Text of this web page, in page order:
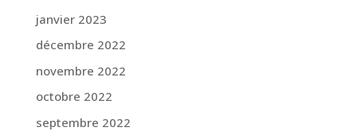
janvier 2023
décembre 2022
novembre 2022
octobre 2022
septembre 2022